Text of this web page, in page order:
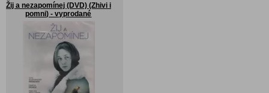
Žij a nezapomínej (DVD) (Zhivi i
pomni) - vyprodané